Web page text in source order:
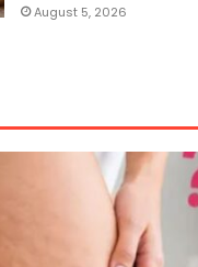
August 5, 2026